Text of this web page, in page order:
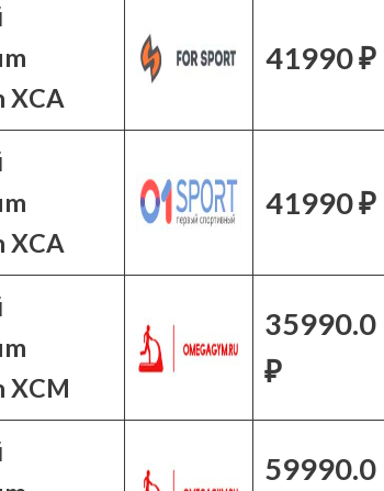
XCA
41990 ₽
XCA
41990 ₽
XCM
35990.0
₽
59990.0